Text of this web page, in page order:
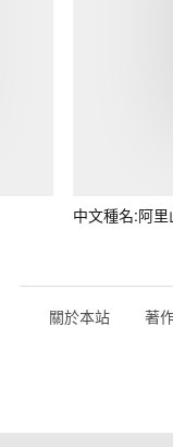
中文種名:阿
關於本站 著